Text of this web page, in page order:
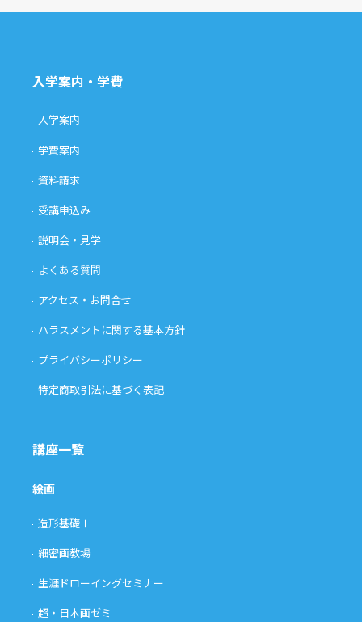
入学案内・学費
入学案内
学費案内
資料請求
受講申込み
説明会・見学
よくある質問
アクセス・お問合せ
ハラスメントに関する基本方針
プライバシーポリシー
特定商取引法に基づく表記
講座一覧
絵画
造形基礎Ⅰ
細密画教場
生涯ドローイングセミナー
超・日本画ゼミ